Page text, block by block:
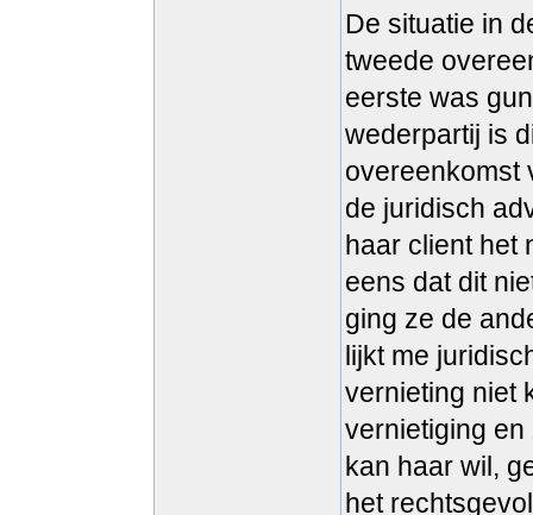
De situatie in
tweede
eerste was
wederpartij is
overeenkomst
de juridisch
haar client het
eens dat dit
ging ze de
lijkt me
vernieting niet
vernietiging
kan haar wil,
het